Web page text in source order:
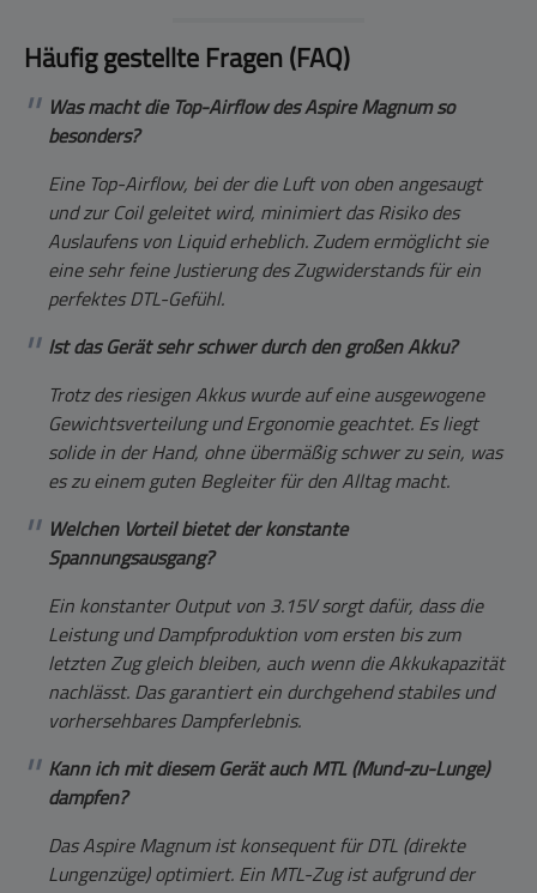
Häufig gestellte Fragen (FAQ)
Was macht die Top-Airflow des Aspire Magnum so
besonders?
Eine Top-Airflow, bei der die Luft von oben angesaugt
und zur Coil geleitet wird, minimiert das Risiko des
Auslaufens von Liquid erheblich. Zudem ermöglicht sie
eine sehr feine Justierung des Zugwiderstands für ein
perfektes DTL-Gefühl.
Ist das Gerät sehr schwer durch den großen Akku?
Trotz des riesigen Akkus wurde auf eine ausgewogene
Gewichtsverteilung und Ergonomie geachtet. Es liegt
solide in der Hand, ohne übermäßig schwer zu sein, was
es zu einem guten Begleiter für den Alltag macht.
Welchen Vorteil bietet der konstante
Spannungsausgang?
Ein konstanter Output von 3.15V sorgt dafür, dass die
Leistung und Dampfproduktion vom ersten bis zum
letzten Zug gleich bleiben, auch wenn die Akkukapazität
nachlässt. Das garantiert ein durchgehend stabiles und
vorhersehbares Dampferlebnis.
Kann ich mit diesem Gerät auch MTL (Mund-zu-Lunge)
dampfen?
Das Aspire Magnum ist konsequent für DTL (direkte
Lungenzüge) optimiert. Ein MTL-Zug ist aufgrund der